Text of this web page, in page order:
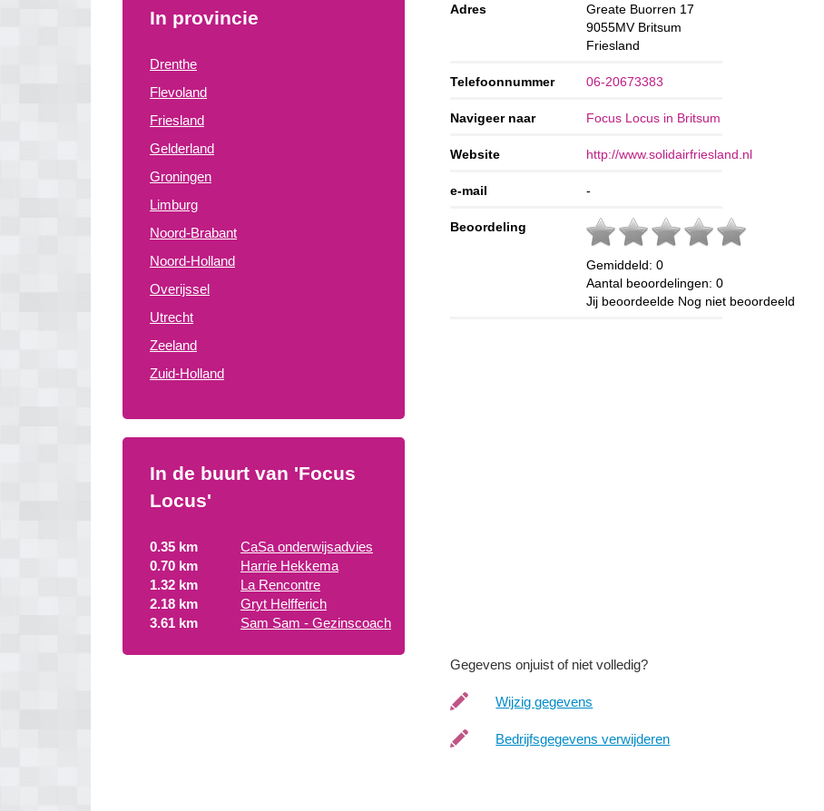
In provincie
Drenthe
Flevoland
Friesland
Gelderland
Groningen
Limburg
Noord-Brabant
Noord-Holland
Overijssel
Utrecht
Zeeland
Zuid-Holland
In de buurt van 'Focus
Locus'
0.35 km
CaSa onderwijsadvies
0.70 km
Harrie Hekkema
1.32 km
La Rencontre
2.18 km
Gryt Helfferich
3.61 km
Sam Sam - Gezinscoach
Adres
Greate Buorren 17
9055MV Britsum
Friesland
Telefoonnummer 06-20673383
Navigeer naar Focus Locus in Britsum
Website http://www.solidairfriesland.nl
e-mail -
Beoordeling
Gemiddeld:0
Aantal beoordelingen:0
Jij beoordeelde Nog niet beoordeeld
Gegevens onjuist of niet volledig?
Wijzig gegevens
Bedrijfsgegevens verwijderen